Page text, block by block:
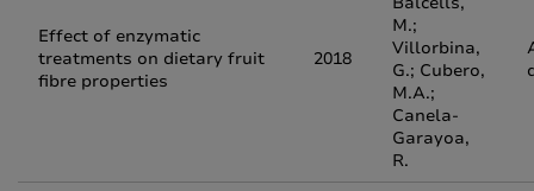
Effect of enzymatic
treatments on dietary fruit
fibre properties
2018
M.;
Villorbina,
G.; Cubero,
M.A.;
Canela-
Garayoa,
R.